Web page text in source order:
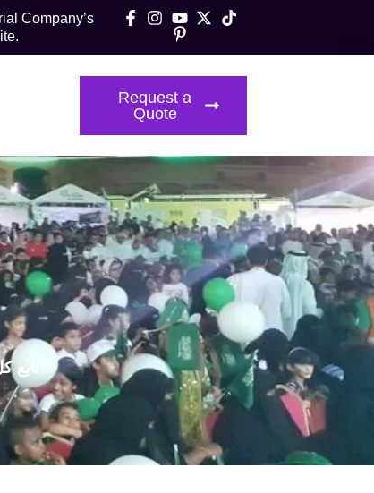
Company’s
Request a
Quote
تابع